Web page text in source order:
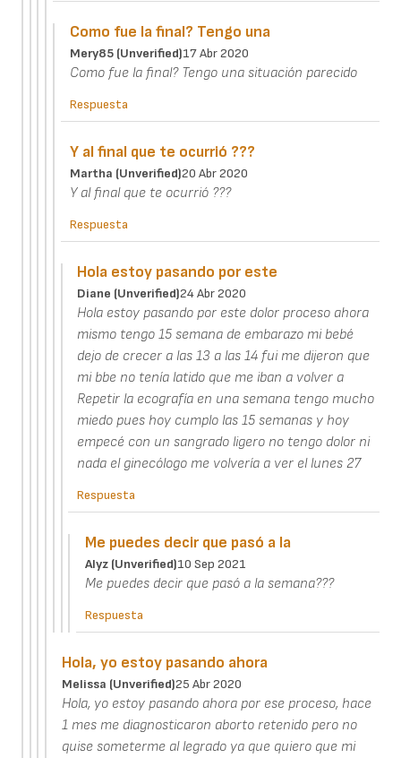
Como fue la final? Tengo una
Mery85 (unverified)17 Abr 2020
Como fue la final? Tengo una situación parecido
Respuesta
Y al final que te ocurrió ???
Martha (unverified)20 Abr 2020
Y al final que te ocurrió ???
Respuesta
Hola estoy pasando por este
Diane (unverified)24 Abr 2020
Hola estoy pasando por este dolor proceso ahora
mismo tengo 15 semana de embarazo mi bebé
dejo de crecer a las 13 a las 14 fui me dijeron que
mi bbe no tenía latido que me iban a volver a
Repetir la ecografía en una semana tengo mucho
miedo pues hoy cumplo las 15 semanas y hoy
empecé con un sangrado ligero no tengo dolor ni
nada el ginecólogo me volvería a ver el lunes 27
Respuesta
Me puedes decir que pasó a la
Alyz (unverified)10 Sep 2021
Me puedes decir que pasó a la semana???
Respuesta
Hola, yo estoy pasando ahora
Melissa (unverified)25 Abr 2020
Hola, yo estoy pasando ahora por ese proceso, hace
1 mes me diagnosticaron aborto retenido pero no
quise someterme al legrado ya que quiero que mi